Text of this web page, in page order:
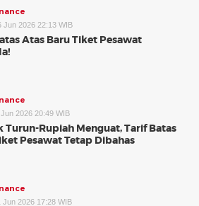
Jun 2026 22:13 WIB
Atas Baru Tiket Pesawat
2026 20:49 WIB
Turun-Rupiah Menguat, Tarif Batas
Pesawat Tetap Dibahas
Jun 2026 17:28 WIB